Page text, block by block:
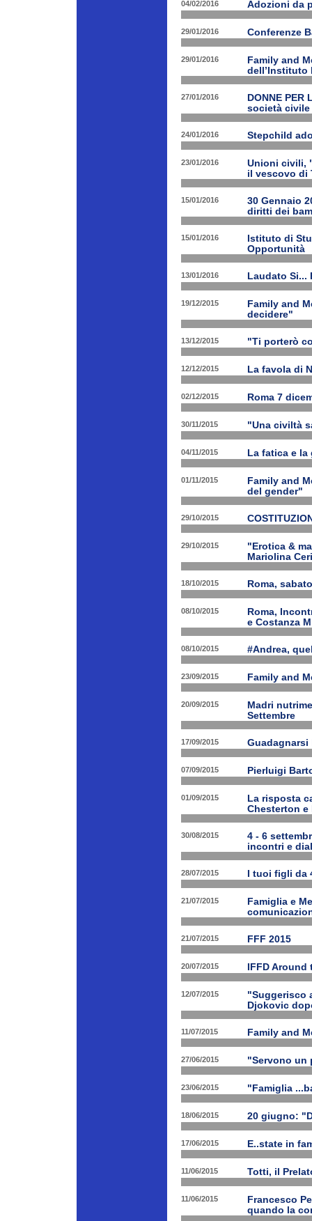
04/02/2016 Adozioni da
29/01/2016 Conferenze
29/01/2016
Family and
dell’Instituto
27/01/2016
DONNE
società
24/01/2016 Stepchild
23/01/2016
Unioni civili,
il vescovo di
15/01/2016
30 Gennaio
diritti dei
15/01/2016
Istituto di
Opportunità
13/01/2016 Laudato Si...
19/12/2015
Family and
decidere"
13/12/2015 "Ti porterò
12/12/2015 La favola di
02/12/2015 Roma 7
30/11/2015 "Una civiltà
04/11/2015 La fatica e
01/11/2015
Family and
del gender"
29/10/2015
29/10/2015
"Erotica &
Mariolina
18/10/2015 Roma,
08/10/2015
Roma,
e Costanza
08/10/2015 #Andrea,
23/09/2015 Family and
20/09/2015
Madri
Settembre
17/09/2015
07/09/2015 Pierluigi
01/09/2015
La risposta
Chesterton e
30/08/2015
4 - 6
incontri e
28/07/2015 I tuoi figli da
21/07/2015
Famiglia e
21/07/2015 FFF 2015
20/07/2015 IFFD
12/07/2015
"Suggerisco
Djokovic
11/07/2015 Family and
27/06/2015 "Servono un
23/06/2015 "Famiglia
18/06/2015 20 giugno:
17/06/2015 E..state in
11/06/2015 Totti, il
11/06/2015
Francesco
quando la